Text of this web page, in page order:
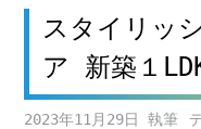
スタイリッ
ア 新築１
2023年11月29日